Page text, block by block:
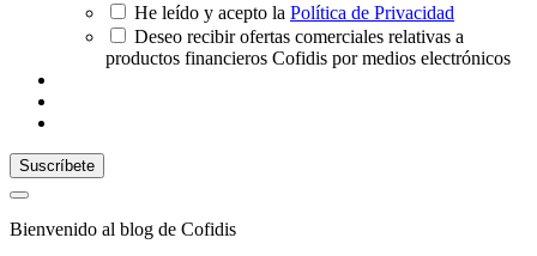
He leído y acepto la Política de Privacidad
Deseo recibir ofertas comerciales relativas a
productos financieros Cofidis por medios electrónicos
Bienvenido al blog de Cofidis